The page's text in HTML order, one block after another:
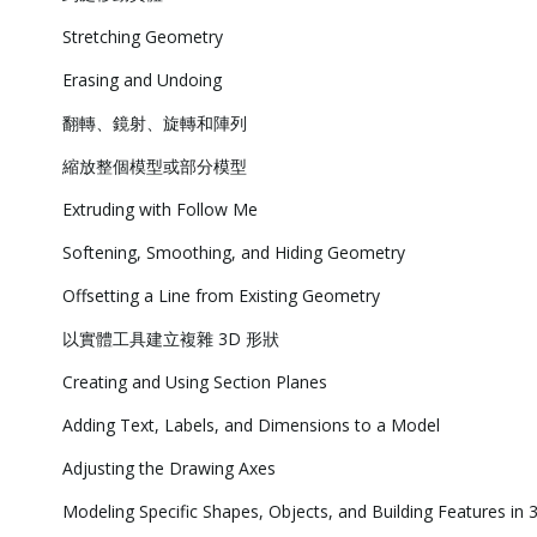
Stretching Geometry
Erasing and Undoing
翻轉、鏡射、旋轉和陣列
縮放整個模型或部分模型
Extruding with Follow Me
Softening, Smoothing, and Hiding Geometry
Offsetting a Line from Existing Geometry
以實體工具建立複雜 3D 形狀
Creating and Using Section Planes
Adding Text, Labels, and Dimensions to a Model
Adjusting the Drawing Axes
Modeling Specific Shapes, Objects, and Building Features in